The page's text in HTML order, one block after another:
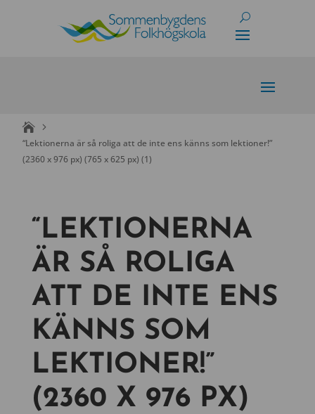
“Lektionerna är så roliga att de inte ens känns som lektioner!”
(2360 x 976 px) (765 x 625 px) (1)
“LEKTIONERNA
ÄR SÅ ROLIGA
ATT DE INTE ENS
KÄNNS SOM
LEKTIONER!”
(2360 X 976 PX)